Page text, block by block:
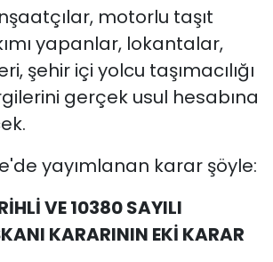
motorlu taşıt
yapanlar, lokantalar,
şehir içi yolcu taşımacılığı
gerçek usul hesabına
yayımlanan karar şöyle:
VE 10380 SAYILI
KARARININ EKİ KARAR